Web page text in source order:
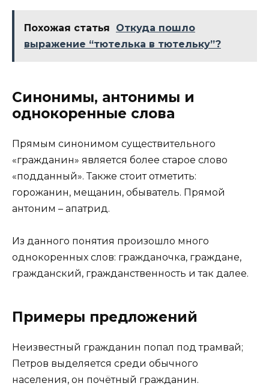
Похожая статья
Откуда пошло
выражение “тютелька в тютельку”?
Синонимы, антонимы и
однокоренные слова
Прямым синонимом существительного
«гражданин» является более старое слово
«подданный». Также стоит отметить:
горожанин, мещанин, обыватель. Прямой
антоним – апатрид.
Из данного понятия произошло много
однокоренных слов: гражданочка, граждане,
гражданский, гражданственность и так далее.
Примеры предложений
Неизвестный гражданин попал под трамвай;
Петров выделяется среди обычного
населения, он почётный гражданин.